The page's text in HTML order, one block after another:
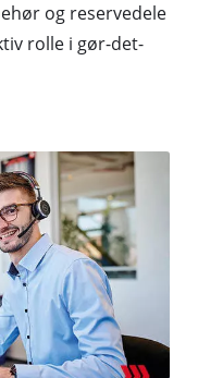
og reservedele
rolle i gør-det-